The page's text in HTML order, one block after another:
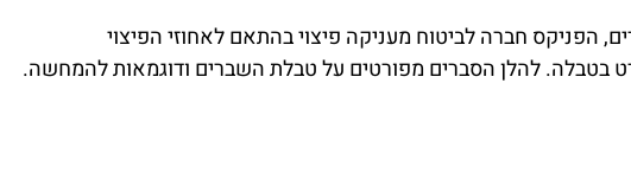
חברה לביטוח מעניקה פיצוי בהתאם לאחוזי הפיצוי
בטבלה. להלן הסברים מפורטים על טבלת השברים ודוגמאות להמחשה.